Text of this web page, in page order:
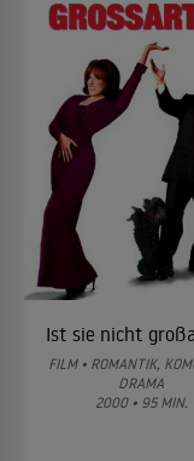
Ist sie nicht
FILM • ROMANTIK,
DRAMA
2000 • 95 MIN.